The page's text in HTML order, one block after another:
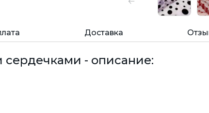
Доставка
сердечками - описание: